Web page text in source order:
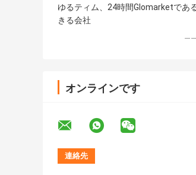
ゆるティム、24時間Glomarketであ
きる会社
オンラインです